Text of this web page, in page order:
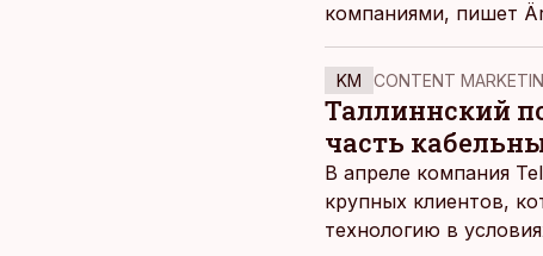
компаниями, пишет
KM CONTENT
Таллиннский
часть
В апреле компания
крупных клиентов,
технологию в